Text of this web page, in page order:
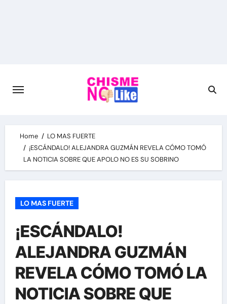
Home
LO MAS FUERTE
¡ESCÁNDALO! ALEJANDRA GUZMÁN REVELA CÓMO TOMÓ
LA NOTICIA SOBRE QUE APOLO NO ES SU SOBRINO
LO MAS FUERTE
¡ESCÁNDALO!
ALEJANDRA GUZMÁN
REVELA CÓMO TOMÓ LA
NOTICIA SOBRE QUE